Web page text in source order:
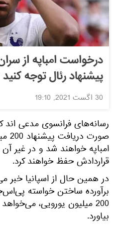
درخواست امباپه از
پیشنهاد رئال توجه
30 اگست 2021, 19:10
رسانه‌های فرانسوی مدعی اند
امباپه خواهند شد و در غیر آن
قراردادش حفظ خواهند کرد.
در همین حال از اسپانیا خبر
برآورده ساختن خواسته
200 میلیون یورویی،
بیاورد.